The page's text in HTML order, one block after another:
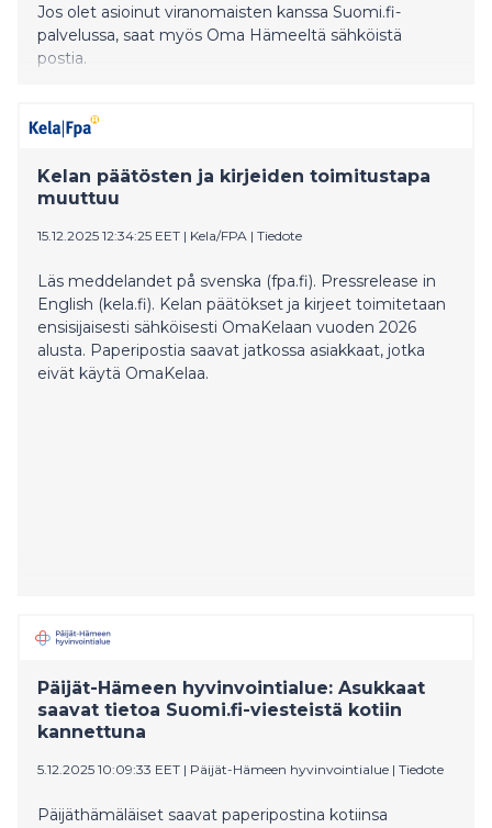
Jos olet asioinut viranomaisten kanssa Suomi.fi-
palvelussa, saat myös Oma Hämeeltä sähköistä
postia.
Kelan päätösten ja kirjeiden toimitustapa
muuttuu
15.12.2025 12:34:25 EET | Kela/FPA | Tiedote
Läs meddelandet på svenska (fpa.fi). Pressrelease in
English (kela.fi). Kelan päätökset ja kirjeet toimitetaan
ensisijaisesti sähköisesti OmaKelaan vuoden 2026
alusta. Paperipostia saavat jatkossa asiakkaat, jotka
eivät käytä OmaKelaa.
Päijät-Hämeen hyvinvointialue: Asukkaat
saavat tietoa Suomi.fi-viesteistä kotiin
kannettuna
5.12.2025 10:09:33 EET | Päijät-Hämeen hyvinvointialue | Tiedote
Päijäthämäläiset saavat paperipostina kotiinsa